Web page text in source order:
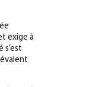
exige à
s’est